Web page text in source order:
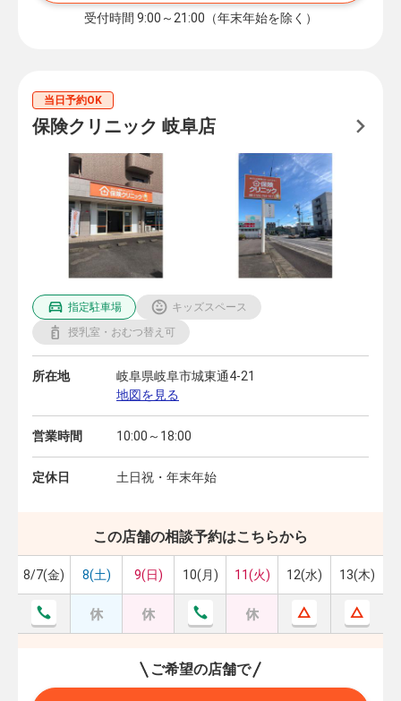
受付時間 9:00～21:00（年末年始を除く）
当日予約OK
保険クリニック 岐阜店
指定駐車場
キッズスペース
授乳室・おむつ替え可
所在地
岐阜県岐阜市城東通4-21
地図を見る
営業時間 10:00～18:00
定休日 土日祝・年末年始
この店舗の相談予約はこちらから
8/7(金) 8(土) 9(日) 10(月) 11(火) 12(水) 13(木)
ご希望の店舗で